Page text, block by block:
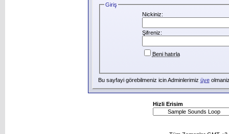
Giriş
Nickiniz:
Şifreniz:
Beni hatırla
Bu sayfayi görebilmeniz icin Adminlerimiz üye
Hizli Erisim